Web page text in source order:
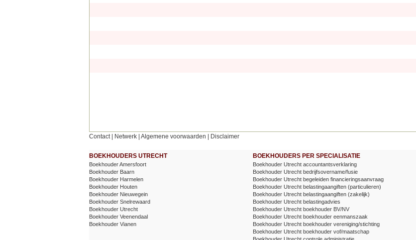
Contact| Netwerk| Algemene voorwaarden Disclaimer
BOEKHOUDERS UTRECHT
Boekhouder Amersfoort
Boekhouder Baarn
Boekhouder Harmelen
Boekhouder Houten
Boekhouder Nieuwegein
Boekhouder Snelrewaard
Boekhouder Utrecht
Boekhouder Veenendaal
Boekhouder Vianen
BOEKHOUDERS PER SPECIALISATIE
Boekhouder Utrecht accountantsverklaring
Boekhouder Utrecht bedrijfsovername/fusie
Boekhouder Utrecht begeleiden financieringsaanvraag
Boekhouder Utrecht belastingaangiften (particulieren)
Boekhouder Utrecht belastingaangiften (zakelijk)
Boekhouder Utrecht belastingadvies
Boekhouder Utrecht boekhouder BV/NV
Boekhouder Utrecht boekhouder eenmanszaak
Boekhouder Utrecht boekhouder vereniging/stichting
Boekhouder Utrecht boekhouder vof/maatschap